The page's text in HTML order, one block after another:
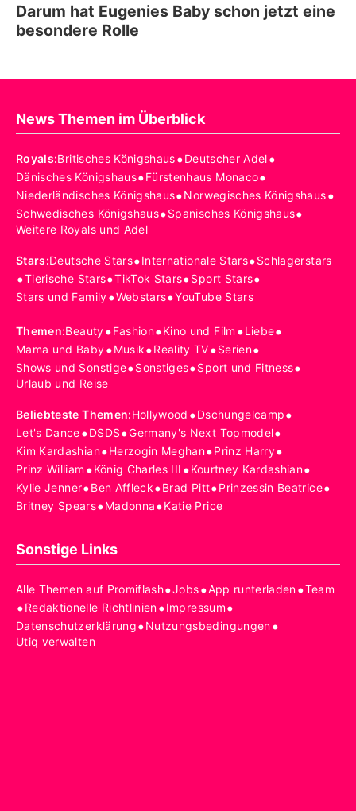
Darum hat Eugenies Baby schon jetzt eine
besondere Rolle
News Themen im Überblick
Royals:Britisches Königshaus•Deutscher Adel•
Dänisches Königshaus•Fürstenhaus Monaco•
Niederländisches Königshaus•Norwegisches Königshaus•
Schwedisches Königshaus•Spanisches Königshaus•
Weitere Royals und Adel
Stars:Deutsche Stars•Internationale Stars•Schlagerstars
•Tierische Stars•TikTok Stars•Sport Stars•
Stars und Family•Webstars•YouTube Stars
Themen:Beauty•Fashion•Kino und Film •Liebe•
Mama und Baby•Musik•Reality TV•Serien•
Shows und Sonstige•Sonstiges•Sport und Fitness•
Urlaub und Reise
Beliebteste Themen:Hollywood •Dschungelcamp•
Let's Dance•DSDS•Germany's Next Topmodel•
Kim Kardashian•Herzogin Meghan•Prinz Harry•
Prinz William •König Charles III •Kourtney Kardashian•
Kylie Jenner•Ben Affleck•Brad Pitt•Prinzessin Beatrice•
Britney Spears•Madonna•Katie Price
Sonstige Links
Alle Themen auf Promiflash•Jobs•App runterladen•Team
•Redaktionelle Richtlinien•Impressum•
Datenschutzerklärung•Nutzungsbedingungen•
Utiq verwalten